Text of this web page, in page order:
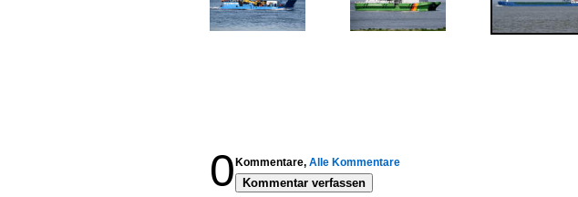
0 Kommentare, Alle Kommentare
Kommentar verfassen